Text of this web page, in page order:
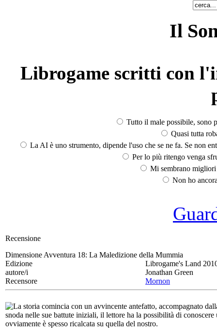
Il
Librogame scritti con
Tutto il male possibile, sono
Quasi tutta
La AI è uno strumento, dipende l'uso che se ne fa. Se non
Per lo più ritengo venga
Mi sembrano
Non ho
Recensione
Dimensione Avventura 18: La Maledizione della Mummia
Edizione
Librogame's Land
autore/i
Jonathan Green
Recensore
Mornon
La storia comincia con un avvincente antefatto, accompagnato
snoda nelle sue battute iniziali, il lettore ha la possibilità di
ovviamente è spesso ricalcata su quella del nostro.